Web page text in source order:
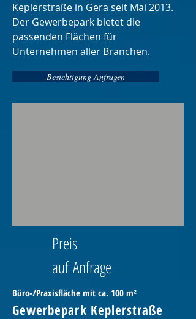
Keplerstraße in Gera seit Mai 2013.
Der Gewerbepark bietet die
passenden Flächen für
Unternehmen aller Branchen.
Besichtigung Anfragen
Preis
aufAnfrage
Büro-/Praxisfläche mit ca. 100 m²
Gewerbepark Keplerstraße